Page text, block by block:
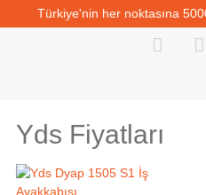
Türkiye'nin her noktasına
Yds Fiyatları